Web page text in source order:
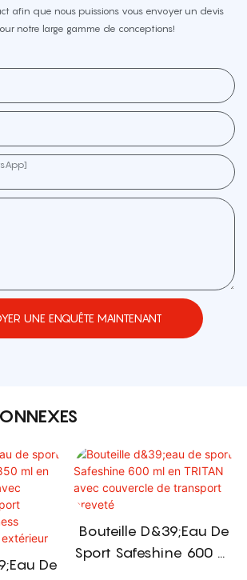
afin que nous puissions vous envoyer un devis
notre large gamme de conceptions!
UNE ENQUÊTE MAINTENANT
De
Bouteille D&39;eau De
Sport Safeshine 600 Ml